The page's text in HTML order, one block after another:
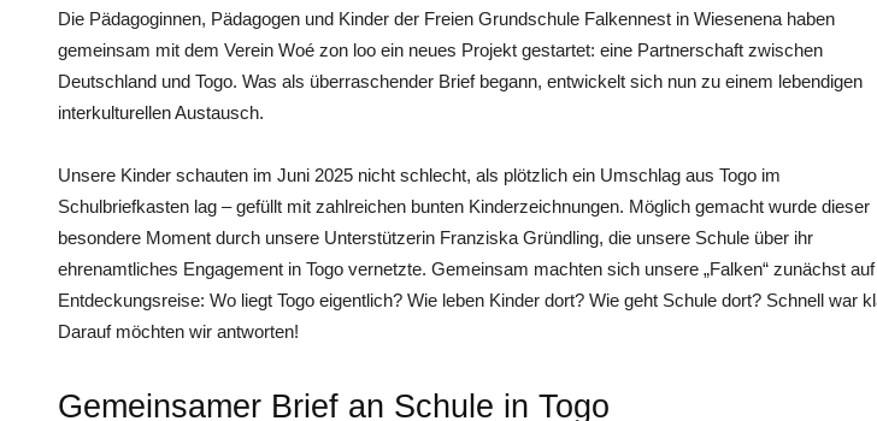
Die Pädagoginnen, Pädagogen und ­Kinder der Freien Grundschule Falkennest in Wiesenena haben
gemeinsam mit dem Verein Woé zon loo ein neues Projekt gestartet: eine Partnerschaft zwischen
Deutschland und Togo. Was als überraschender Brief begann, entwickelt sich nun zu einem ­lebendigen
interkulturellen Austausch.
Unsere Kinder schauten im ­Juni 2025 nicht schlecht, als plötzlich ein Umschlag aus Togo im
Schulbriefkasten lag – gefüllt mit zahlreichen bunten Kinderzeichnungen. Möglich gemacht wurde dieser
besondere Moment durch unsere Unterstützerin Franziska Gründling, die unsere Schule über ihr
ehrenamtliches Engagement in Togo vernetzte. Gemeinsam machten sich unsere „Falken“ zunächst auf
Entdeckungsreise: Wo liegt Togo eigentlich? Wie leben Kinder dort? Wie geht Schule dort? Schnell war
Darauf möchten wir antworten!
Gemeinsamer Brief an Schule in Togo